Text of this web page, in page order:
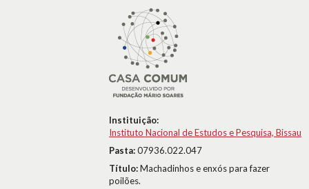
Instituição:
Instituto Nacional de Estudos e Pesquisa, Bissau
Pasta:07936.022.047
Título:Machadinhos e enxós para fazer
poilões.